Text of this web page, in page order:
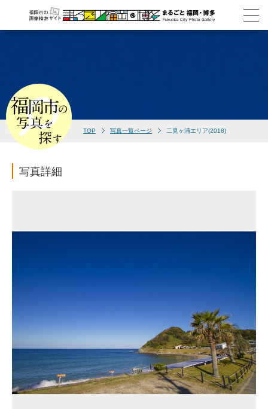
TOP 写真一覧ページ 二見ヶ浦エリア(2018)
写真詳細